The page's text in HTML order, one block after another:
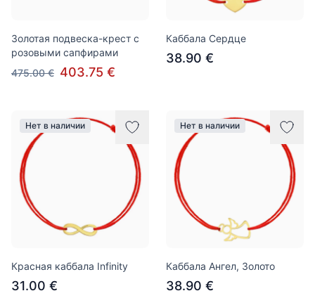
Золотая подвеска-крест с
розовыми сапфирами
475.00 € 403.75 €
Каббала Сердце
38.90 €
Нет в наличии
Красная каббала Infinity
31.00 €
Нет в наличии
Каббала Ангел, Золото
38.90 €